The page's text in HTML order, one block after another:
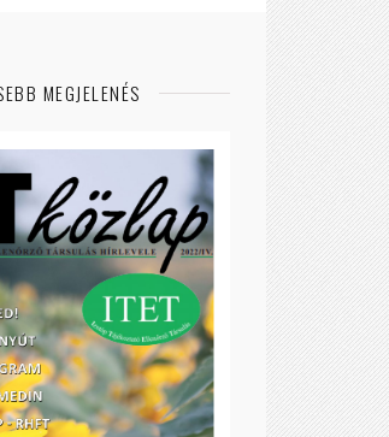
MEGJELENÉS